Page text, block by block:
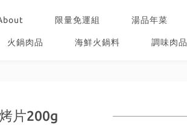
限量免運組 湯品年菜
火鍋肉品 海鮮火鍋料 調味肉品
片200g